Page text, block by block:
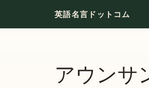
英語名言ドットコム
アウンサ